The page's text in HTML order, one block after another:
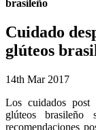
brasileño
Cuidado
glúteos
14th Mar 2017
Los cuidados post
glúteos brasileño
recomendaciones